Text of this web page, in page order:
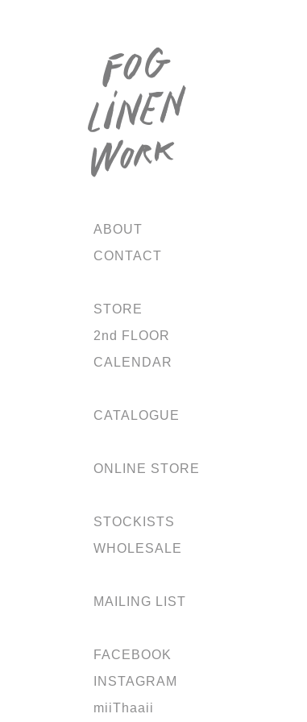
ABOUT
CONTACT
STORE
2nd FLOOR
CALENDAR
CATALOGUE
ONLINE STORE
STOCKISTS
WHOLESALE
MAILING LIST
FACEBOOK
INSTAGRAM
miiThaaii